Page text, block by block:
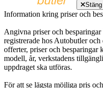
Stäng
Information kring priser och
Angivna priser och
registrerade hos Autobutler
offerter, priser och besparingar
modell, år, verkstadens
uppdraget ska utföras.
För att se lägsta möjliga pris